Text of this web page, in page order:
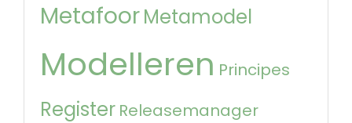
MetafoorMetamodel
Modelleren Principes
Register Releasemanager